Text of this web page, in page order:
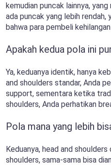
kemudian puncak lainnya,
ada puncak yang lebih rendah,
bahwa para pembeli
Apakah kedua pola ini
Ya, keduanya identik, hanya
and shoulders standar, Anda
support, sementara ketika
shoulders, Anda perhatikan
Pola mana yang lebih
Keduanya, head and shoulders
shoulders, sama-sama bisa